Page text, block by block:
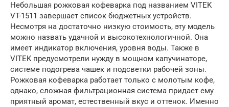
Небольшая рожковая кофеварка под названием VITEK
VT-1511 завершает список бюджетных устройств.
Несмотря на достаточно низкую стоимость, эту модель
можно назвать удачной и высокотехнологичной. Она
имеет индикатор включения, уровня воды. Также в
VITEK предусмотрели нужду в мощном капучинаторе,
системе подогрева чашек и подсветки рабочей зоны.
Рожковая кофеварка работает только с молотым кофе,
однако, сложная фильтрационная система придает ему
приятный аромат, естественный вкус и оттенок. Именно